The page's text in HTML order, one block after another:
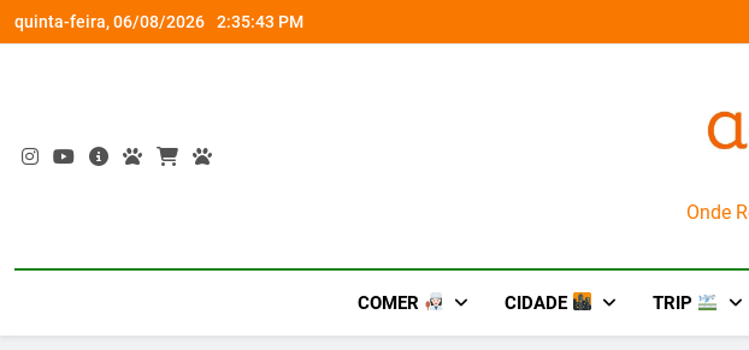
Skip
to
quinta-feira, 06/08/2026 2:35:44 PM
nova versão Pro “Led Zeppelin in Concert” retorna aos palcos com a Nova
Onde
COMER CIDADE TRIP